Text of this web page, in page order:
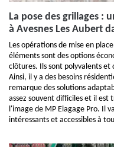
La pose des grillages :
à Avesnes Les Aubert
Les opérations de mise en
éléments sont des options
clôtures. Ils sont polyvalents
Ainsi, il y a des besoins
remarque des solutions
assez souvent difficiles et il
l'image de MP Elagage Pro. Il
intéressants et accessibles à